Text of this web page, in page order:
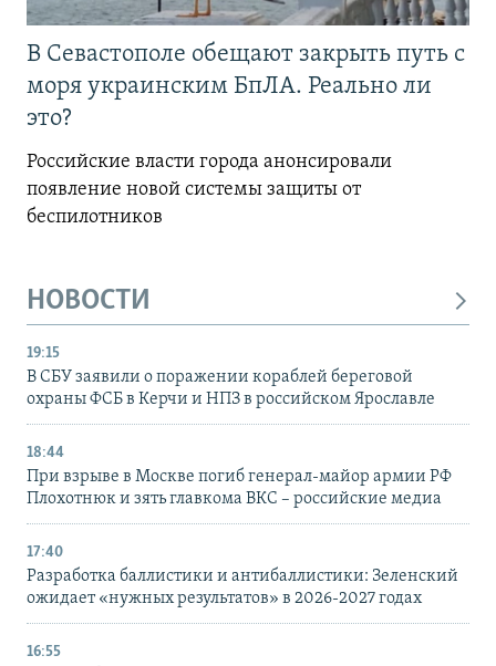
В Севастополе обещают закрыть путь с
моря украинским БпЛА. Реально ли
это?
Российские власти города анонсировали
появление новой системы защиты от
беспилотников
НОВОСТИ
19:15
В СБУ заявили о поражении кораблей береговой
охраны ФСБ в Керчи и НПЗ в российском Ярославле
18:44
При взрыве в Москве погиб генерал-майор армии РФ
Плохотнюк и зять главкома ВКС – российские медиа
17:40
Разработка баллистики и антибаллистики: Зеленский
ожидает «нужных результатов» в 2026-2027 годах
16:55